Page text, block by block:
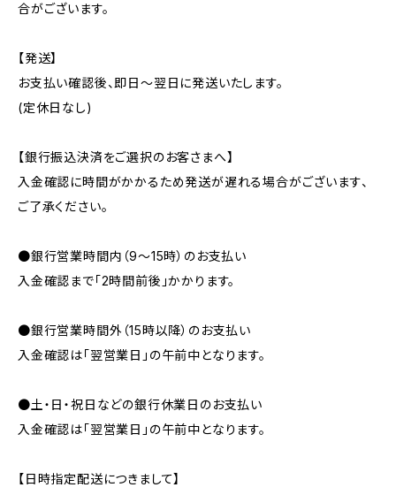
合がございます。
【発送】
お支払い確認後、即日〜翌日に発送いたします。
(定休日なし)
【銀行振込決済をご選択のお客さまへ】
入金確認に時間がかかるため発送が遅れる場合がございます、
ご了承ください。
●銀行営業時間内（9〜15時）のお支払い
入金確認まで「2時間前後」かかります。
●銀行営業時間外（15時以降）のお支払い
入金確認は「翌営業日」の午前中となります。
●土・日・祝日などの銀行休業日のお支払い
入金確認は「翌営業日」の午前中となります。
【日時指定配送につきまして】